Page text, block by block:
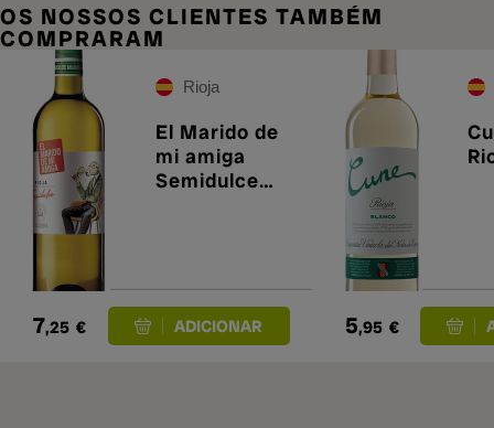
OS NOSSOS CLIENTES TAMBÉM
COMPRARAM
Rioja
El Marido de
mi amiga
Semidulce
7,25 € 5,95 €